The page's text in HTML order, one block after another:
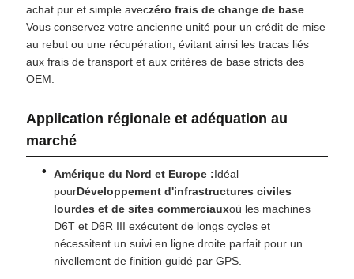
achat pur et simple aveczéro frais de change de base.
Vous conservez votre ancienne unité pour un crédit de mise
au rebut ou une récupération, évitant ainsi les tracas liés
aux frais de transport et aux critères de base stricts des
OEM.
Application régionale et adéquation au
marché
Amérique du Nord et Europe :Idéal
pourDéveloppement d'infrastructures civiles
lourdes et de sites commerciauxoù les machines
D6T et D6R III exécutent de longs cycles et
nécessitent un suivi en ligne droite parfait pour un
nivellement de finition guidé par GPS.